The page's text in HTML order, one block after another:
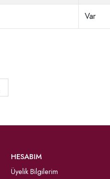
Var
HESABIM
Üyelik Bilgilerim